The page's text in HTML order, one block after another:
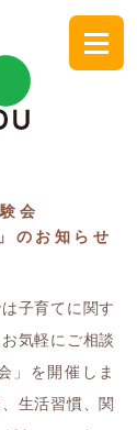
会
のお知らせ
子育てに関す
気軽にご相談
」を開催しま
生活習慣、関